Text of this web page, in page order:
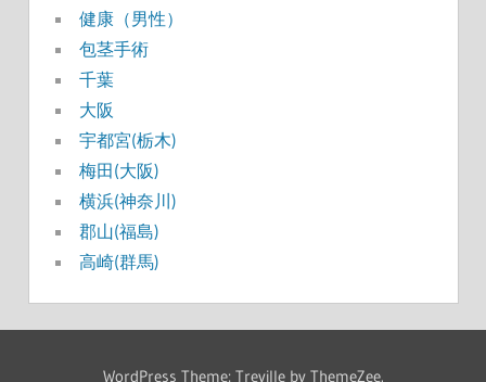
健康（男性）
包茎手術
千葉
大阪
宇都宮(栃木)
梅田(大阪)
横浜(神奈川)
郡山(福島)
高崎(群馬)
WordPress Theme: Treville by ThemeZee.